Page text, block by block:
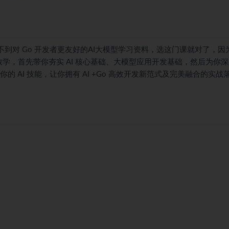
对 Go 开发者更友好的AI大模型学习资料，选这门课就对了，因
，首先带你夯实 AI 核心基础、大模型应用开发基础，然后为你深
的 AI 技能，让你拥有 AI +Go 高效开发新范式及完美融合的实战